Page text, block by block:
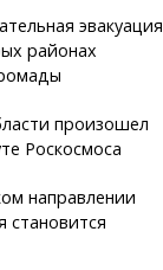
эвакуация
районах
произошел
Роскосмоса
направлении
становится